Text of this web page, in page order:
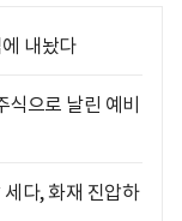
내놨다
으로 날린 예비
다, 화재 진압하